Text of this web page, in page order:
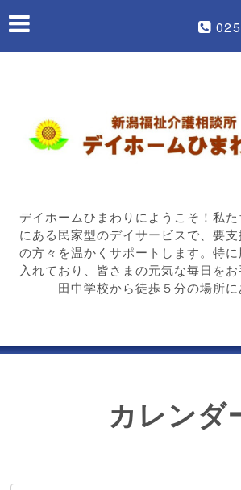
デイホームひまわりにようこそ！私
にある民家型のデイサービスで、要
の方々を温かくサポートします。特
入れており、皆さまの元気な毎日を
田中学校から徒歩５分の場所に
カレンダ